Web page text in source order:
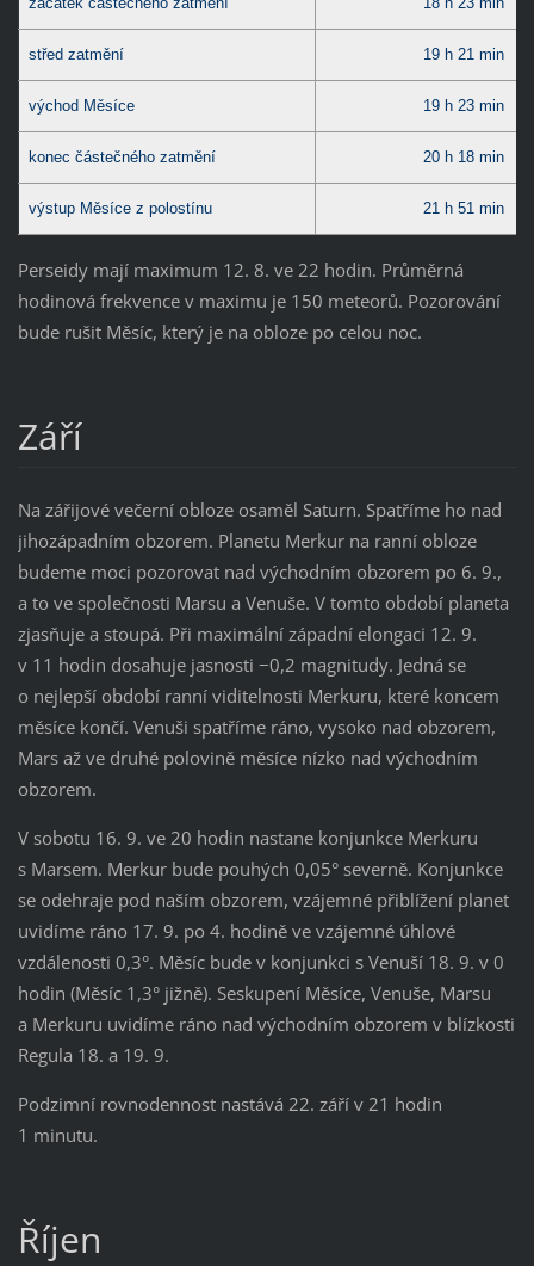
střed zatmění 19 h 21 min
východ Měsíce 19 h 23 min
konec částečného zatmění 20 h 18 min
výstup Měsíce z polostínu 21 h 51 min
Perseidy mají maximum 12. 8. ve 22 hodin. Průměrná
hodinová frekvence v maximu je 150 meteorů. Pozorování
bude rušit Měsíc, který je na obloze po celou noc.
Září
Na zářijové večerní obloze osaměl Saturn. Spatříme ho nad
jihozápadním obzorem. Planetu Merkur na ranní obloze
budeme moci pozorovat nad východním obzorem po 6. 9.,
a to ve společnosti Marsu a Venuše. V tomto období planeta
zjasňuje a stoupá. Při maximální západní elongaci 12. 9.
v 11 hodin dosahuje jasnosti −0,2 magnitudy. Jedná se
o nejlepší období ranní viditelnosti Merkuru, které koncem
měsíce končí. Venuši spatříme ráno, vysoko nad obzorem,
Mars až ve druhé polovině měsíce nízko nad východním
obzorem.
V sobotu 16. 9. ve 20 hodin nastane konjunkce Merkuru
s Marsem. Merkur bude pouhých 0,05° severně. Konjunkce
se odehraje pod naším obzorem, vzájemné přiblížení planet
uvidíme ráno 17. 9. po 4. hodině ve vzájemné úhlové
vzdálenosti 0,3°. Měsíc bude v konjunkci s Venuší 18. 9. v 0
hodin (Měsíc 1,3° jižně). Seskupení Měsíce, Venuše, Marsu
a Merkuru uvidíme ráno nad východním obzorem v blízkosti
Regula 18. a 19. 9.
Podzimní rovnodennost nastává 22. září v 21 hodin
1 minutu.
Říjen